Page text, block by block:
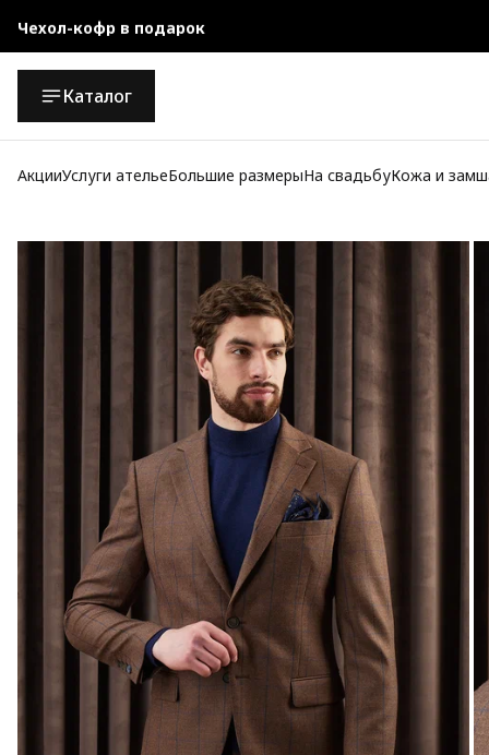
Чехол-кофр в подарок
Каталог
АкцииУслуги ательеБольшие размерыНа свадьбуКожа и